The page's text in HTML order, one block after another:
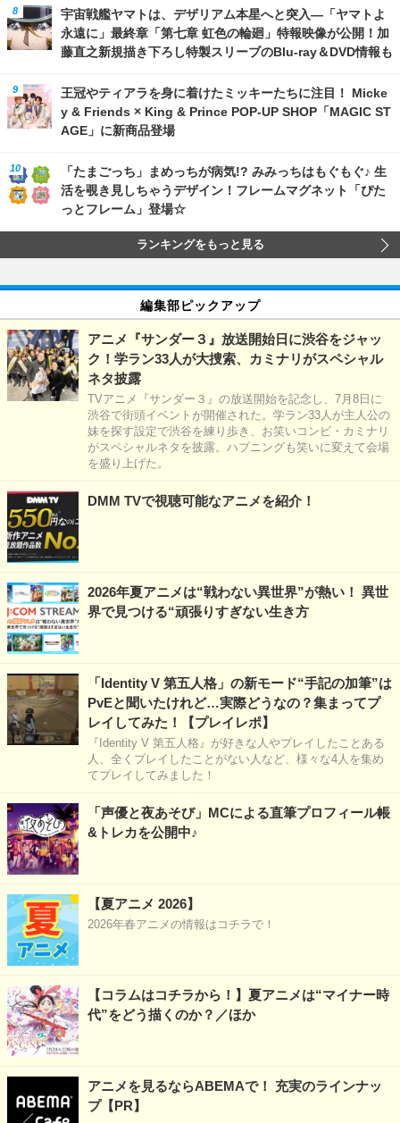
宇宙戦艦ヤマトは、デザリアム本星へと突入―「ヤマトよ
永遠に」最終章「第七章 虹色の輪廻」特報映像が公開！加
藤直之新規描き下ろし特製スリーブのBlu-ray＆DVD情報も
王冠やティアラを身に着けたミッキーたちに注目！ Micke
y & Friends × King & Prince POP-UP SHOP「MAGIC ST
AGE」に新商品登場
「たまごっち」まめっちが病気!? みみっちはもぐもぐ♪ 生
活を覗き見しちゃうデザイン！フレームマグネット「ぴた
っとフレーム」登場☆
ランキングをもっと見る
編集部ピックアップ
アニメ『サンダー３』放送開始日に渋谷をジャッ
ク！学ラン33人が大捜索、カミナリがスペシャル
ネタ披露
TVアニメ『サンダー３』の放送開始を記念し、7月8日に
渋谷で街頭イベントが開催された。学ラン33人が主人公の
妹を探す設定で渋谷を練り歩き、お笑いコンビ・カミナリ
がスペシャルネタを披露。ハプニングも笑いに変えて会場
を盛り上げた。
DMM TVで視聴可能なアニメを紹介！
2026年夏アニメは“戦わない異世界”が熱い！ 異世
界で見つける“頑張りすぎない生き方
「Identity V 第五人格」の新モード“手記の加筆”は
PvEと聞いたけれど…実際どうなの？集まってプ
レイしてみた！【プレイレポ】
『Identity V 第五人格』が好きな人やプレイしたことある
人、全くプレイしたことがない人など、様々な4人を集め
てプレイしてみました！
「声優と夜あそび」MCによる直筆プロフィール帳
&トレカを公開中♪
【夏アニメ 2026】
2026年春アニメの情報はコチラで！
【コラムはコチラから！】夏アニメは“マイナー時
代”をどう描くのか？／ほか
アニメを見るならABEMAで！ 充実のラインナッ
プ【PR】